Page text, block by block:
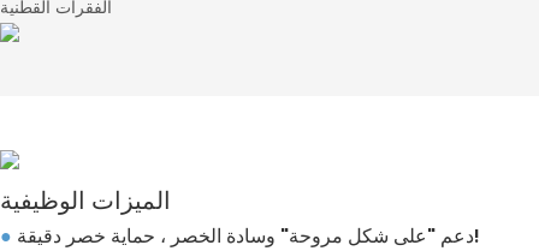
الفقرات القطنية
الميزات الوظيفية
● دعم "على شكل مروحة" وسادة الخصر ، حماية خصر دقيقة!